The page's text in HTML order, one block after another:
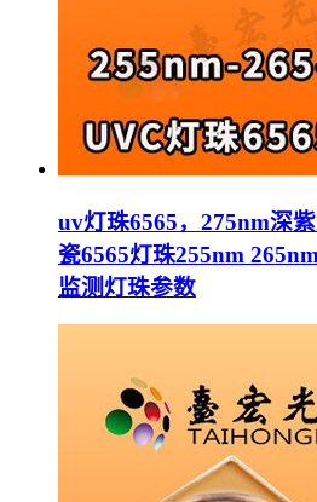
uv灯珠6565，275nm深
瓷6565灯珠255nm
监测灯珠参数